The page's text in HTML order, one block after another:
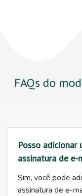
FAQs do
Posso
assinatura de e-
Sim, você pode
assinatura de e-